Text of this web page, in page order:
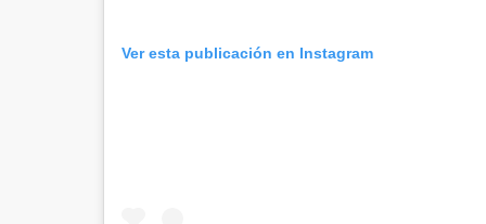
Ver esta publicación en Instagram